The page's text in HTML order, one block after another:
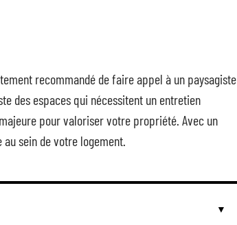
recommandé de faire appel à un paysagiste
des espaces qui nécessitent un entretien
pour valoriser votre propriété. Avec un
sein de votre logement.